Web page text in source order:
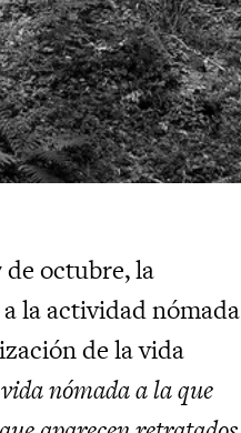
octubre, la
la actividad nómada
de la vida
nómada a la que